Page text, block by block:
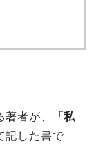
者が、
「私
記した書で